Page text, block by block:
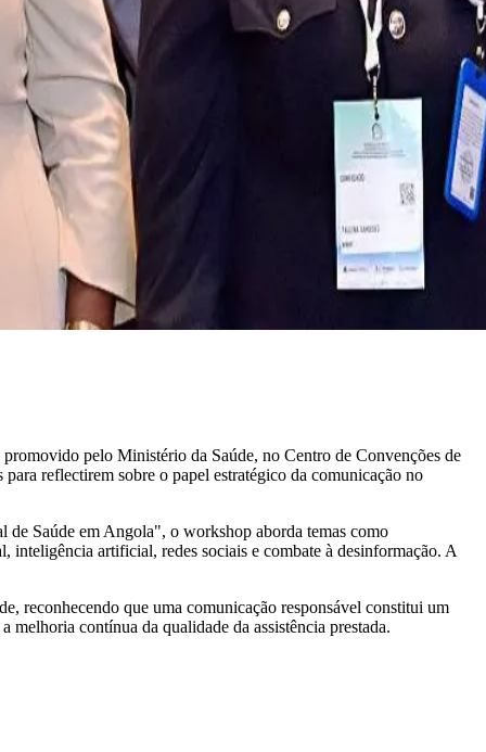
pelo Ministério da Saúde, no Centro de Convenções de
reflectirem sobre o papel estratégico da comunicação no
Saúde em Angola", o workshop aborda temas como
inteligência artificial, redes sociais e combate à desinformação. A
reconhecendo que uma comunicação responsável constitui um
melhoria contínua da qualidade da assistência prestada.